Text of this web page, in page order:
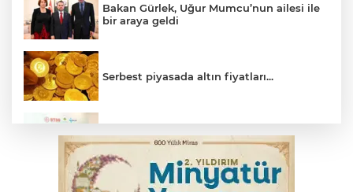
Bakan Gürlek, Uğur Mumcu’nun ailesi ile
bir araya geldi
Serbest piyasada altın fiyatları...
Osmangazi’de iş arayanlara destek